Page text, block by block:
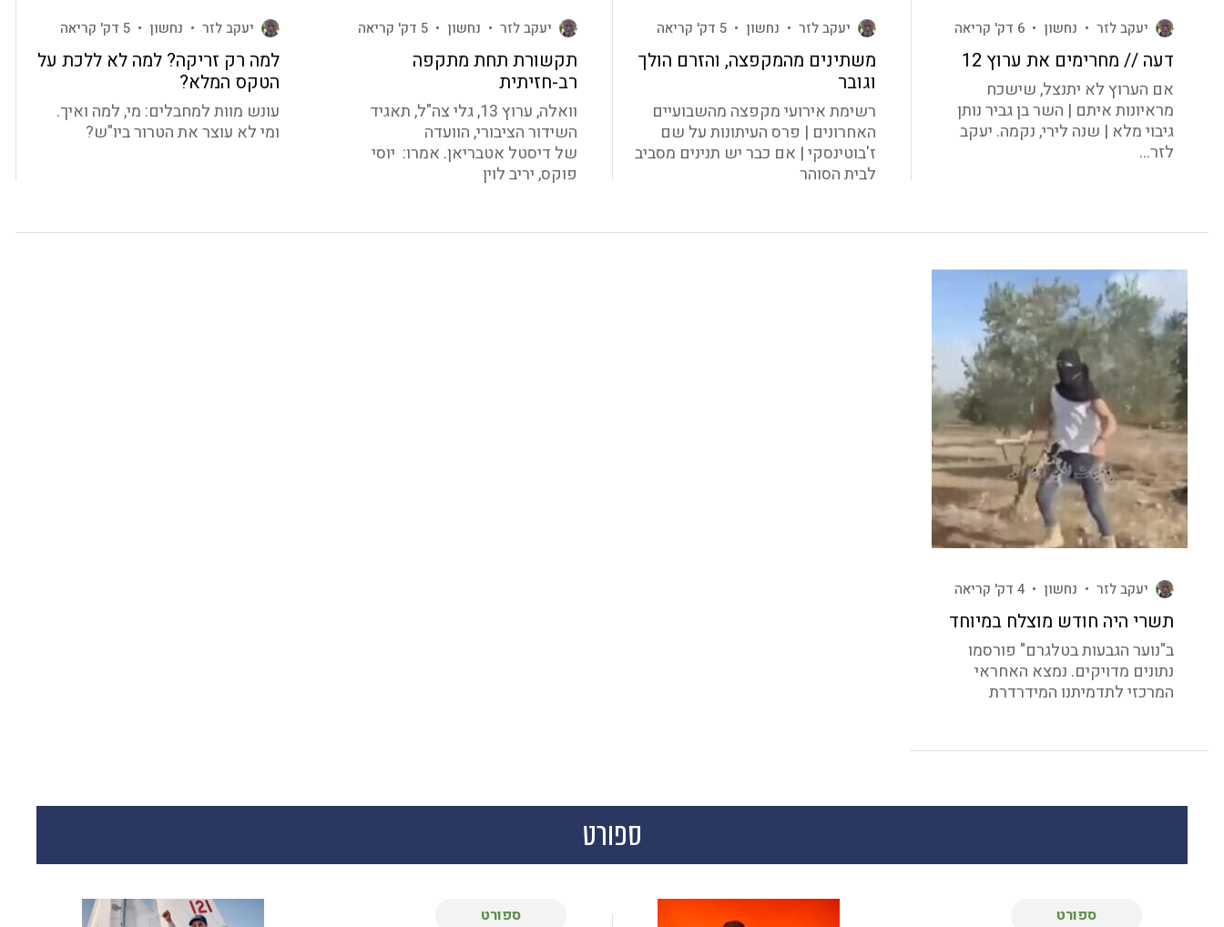
יעקב לזר • נחשון • 6 דק' קריאה
דעה // מחרימים את ערוץ 12
אם הערוץ לא יתנצל, שישכח
מראיונות איתם | השר בן גביר נותן
גיבוי מלא | שנה לירי, נקמה. יעקב
לזר...
יעקב לזר • נחשון • 5 דק' קריאה
משתינים מהמקפצה, והזרם הולך
וגובר
רשימת אירועי מקפצה מהשבועיים
האחרונים | פרס העיתונות על שם
ז'בוטינסקי | אם כבר יש תנינים מסביב
לבית הסוהר
יעקב לזר • נחשון • 5 דק' קריאה
תקשורת תחת מתקפה
רב-חזיתית
וואלה, ערוץ 13, גלי צה"ל, תאגיד
השידור הציבורי, הוועדה
של דיסטל אטבריאן. אמרו: יוסי
פוקס, יריב לוין
יעקב לזר • נחשון • 5 דק' קריאה
למה רק זריקה? למה לא ללכת על
הטקס המלא?
עונש מוות למחבלים: מי, למה ואיך.
ומי לא עוצר את הטרור ביו"ש?
יעקב לזר • נחשון • 4 דק' קריאה
תשרי היה חודש מוצלח במיוחד
ב"נוער הגבעות בטלגרם" פורסמו
נתונים מדויקים. נמצא האחראי
המרכזי לתדמיתנו המידרדרת
ספורט
ספורט ספורט